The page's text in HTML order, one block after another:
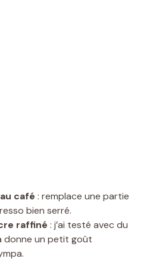
café : remplace une partie
bien serré.
raffiné : j’ai testé avec du
donne un petit goût